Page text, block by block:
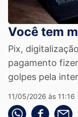
Você tem
Pix,
pagamento
golpes pela
11/05/2026 às 11:16
Compartilhe pelo
Compartilhar